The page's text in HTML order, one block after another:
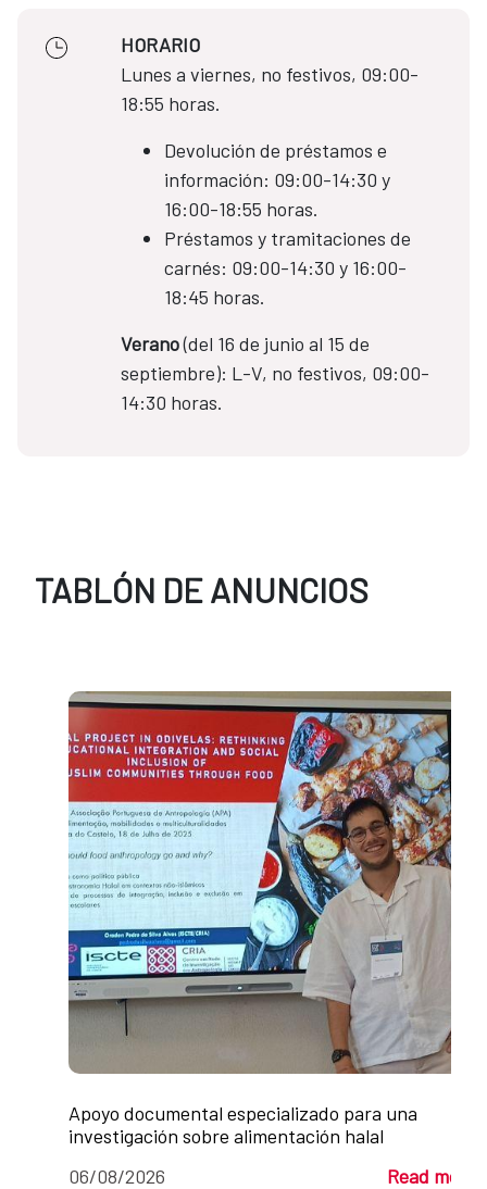
HORARIO
Lunes a viernes, no festivos, 09:00-
18:55 horas.
Devolución de préstamos e
información: 09:00-14:30 y
16:00-18:55 horas.
Préstamos y tramitaciones de
carnés: 09:00-14:30 y 16:00-
18:45 horas.
Verano(del 16 de junio al 15 de
septiembre): L-V, no festivos, 09:00-
14:30 horas.
TABLÓN DE ANUNCIOS
Apoyo documental especializado para una
investigación sobre alimentación halal
06/08/2026
Read more